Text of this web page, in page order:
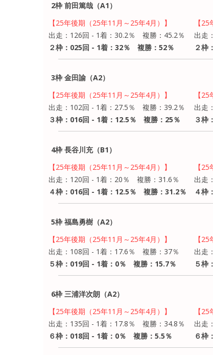
2枠 前田篤哉（A1）
【25年後期（25年11月～25年4月）】
出走：126回 - 1着：30.2％ 複勝：45.2％
２枠：025回 - 1着：32％ 複勝：52％
【
出走
２枠
3枠 金田諭（A2）
【25年後期（25年11月～25年4月）】
出走：102回 - 1着：27.5％ 複勝：39.2％
３枠：016回 - 1着：12.5％ 複勝：25％
【
出走
３枠
4枠 長谷川充（B1）
【25年後期（25年11月～25年4月）】
出走：120回 - 1着：20％ 複勝：31.6％
４枠：016回 - 1着：12.5％ 複勝：31.2％
【
出走
４枠
5枠 福島勇樹（A2）
【25年後期（25年11月～25年4月）】
出走：108回 - 1着：17.6％ 複勝：37％
５枠：019回 - 1着：0％ 複勝：15.7％
【
出走
５枠
6枠 三浦洋次朗（A2）
【25年後期（25年11月～25年4月）】
出走：135回 - 1着：17.8％ 複勝：34.8％
６枠：018回 - 1着：0％ 複勝：5.5％
【
出走
６枠